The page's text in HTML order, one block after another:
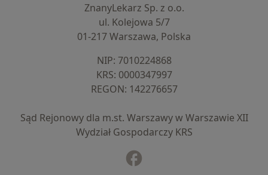
ZnanyLekarz Sp. z o.o.
ul. Kolejowa 5/7
01-217 Warszawa, Polska
NIP: ⁠7010224868
KRS: ⁠0000347997
REGON: ⁠142276657
Sąd Rejonowy dla m.st. Warszawy w Warszawie XII
Wydział Gospodarczy KRS